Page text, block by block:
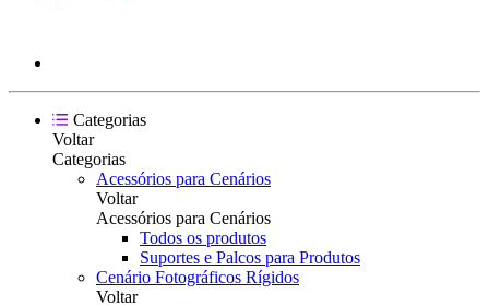
Categorias
Voltar
Categorias
Acessórios para Cenários
Voltar
Acessórios para Cenários
Todos os produtos
Suportes e Palcos para Produtos
Cenário Fotográficos Rígidos
Voltar